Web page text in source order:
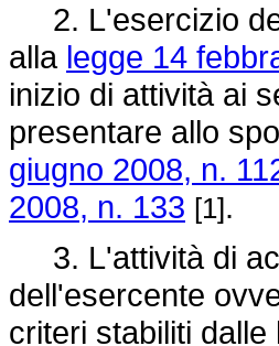
2. L'esercizio
alla legge 14
inizio di attività ai
presentare allo
giugno 2008, n.
2008, n. 133 [1].
3. L'attività di
dell'esercente
criteri stabiliti